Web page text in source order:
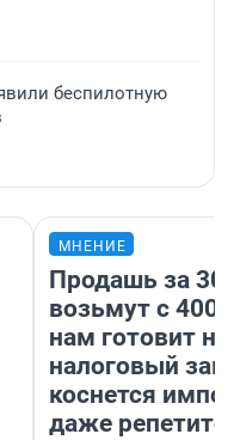
беспилотную
МНЕНИЕ
Продашь за
возьмут с
нам готовит
налоговый
коснется
даже